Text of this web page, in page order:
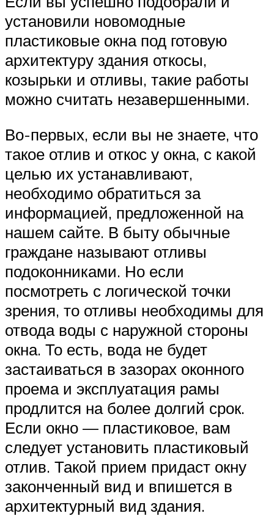
установили новомодные
пластиковые окна под готовую
архитектуру здания откосы,
козырьки и отливы, такие работы
можно считать незавершенными.
Во-первых, если вы не знаете, что
такое отлив и откос у окна, с какой
целью их устанавливают,
необходимо обратиться за
информацией, предложенной на
нашем сайте. В быту обычные
граждане называют отливы
подоконниками. Но если
посмотреть с логической точки
зрения, то отливы необходимы для
отвода воды с наружной стороны
окна. То есть, вода не будет
застаиваться в зазорах оконного
проема и эксплуатация рамы
продлится на более долгий срок.
Если окно — пластиковое, вам
следует установить пластиковый
отлив. Такой прием придаст окну
законченный вид и впишется в
архитектурный вид здания.